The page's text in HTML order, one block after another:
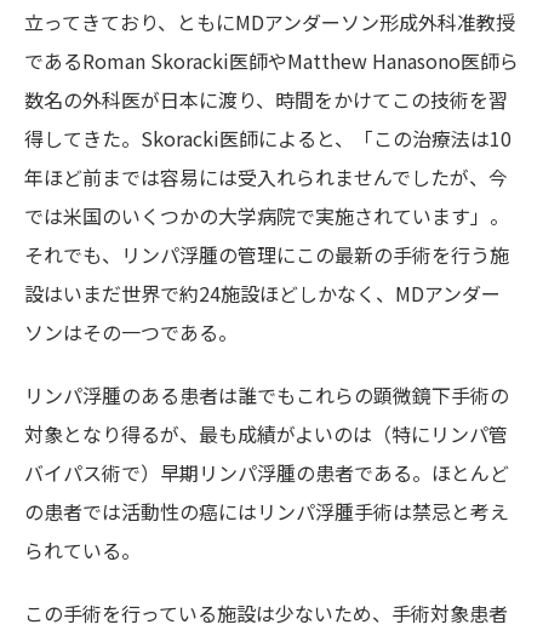
立ってきており、ともにMDアンダーソン形成外科准教授
であるRoman Skoracki医師やMatthew Hanasono医師ら
数名の外科医が日本に渡り、時間をかけてこの技術を習
得してきた。Skoracki医師によると、「この治療法は10
年ほど前までは容易には受入れられませんでしたが、今
では米国のいくつかの大学病院で実施されています」。
それでも、リンパ浮腫の管理にこの最新の手術を行う施
設はいまだ世界で約24施設ほどしかなく、MDアンダー
ソンはその一つである。
リンパ浮腫のある患者は誰でもこれらの顕微鏡下手術の
対象となり得るが、最も成績がよいのは（特にリンパ管
バイパス術で）早期リンパ浮腫の患者である。ほとんど
の患者では活動性の癌にはリンパ浮腫手術は禁忌と考え
られている。
この手術を行っている施設は少ないため、手術対象患者